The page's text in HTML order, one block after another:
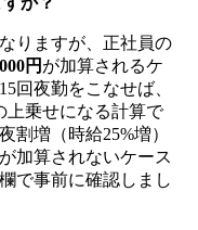
りますが、正社員の
円 が加算されるケ
回夜勤をこなせば、
上乗せになる計算で
割増（時給25%増）
加算されないケース
で事前に確認しまし